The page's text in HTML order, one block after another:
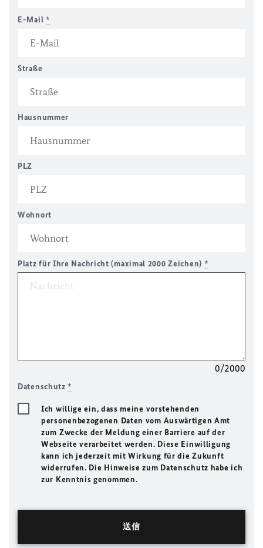
E-Mail *
Straße
Hausnummer
PLZ
Wohnort
Platz für Ihre Nachricht (maximal 2000 Zeichen) *
0/2000
Datenschutz*
Ich willige ein, dass meine vorstehenden
personenbezogenen Daten vom Auswärtigen Amt
zum Zwecke der Meldung einer Barriere auf der
Webseite verarbeitet werden. Diese Einwilligung
kann ich jederzeit mit Wirkung für die Zukunft
widerrufen. Die Hinweise zum Datenschutz habe ich
zur Kenntnis genommen.